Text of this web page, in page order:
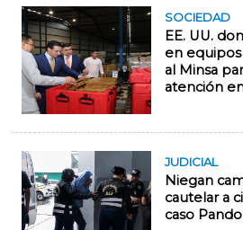
SOCIEDAD
EE. UU.
en
al Minsa
atención
JUDICIAL
Niegan
cautelar a
caso